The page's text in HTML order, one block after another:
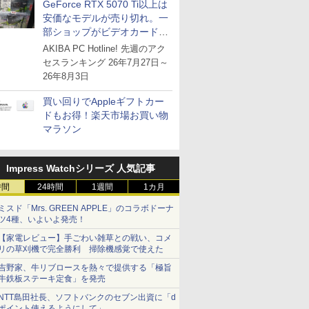
GeForce RTX 5070 Ti以上は
安価なモデルが売り切れ。一
部ショップがビデオカードの
購入制限を実施したニュース
が注目を集める
AKIBA PC Hotline! 先週のアク
セスランキング 26年7月27日～
26年8月3日
買い回りでAppleギフトカー
ドもお得！楽天市場お買い物
マラソン
Impress Watchシリーズ 人気記事
24時間 1週間 1カ月
スド「Mrs. GREEN APPLE」のコラボドーナ
4種、いよいよ発売！
家電レビュー】手ごわい雑草との戦い、コメ
の草刈機で完全勝利 掃除機感覚で使えた
野家、牛リブロースを熱々で提供する「極旨
鉄板ステーキ定食」を発売
島田社長、ソフトバンクのセブン出資に「d